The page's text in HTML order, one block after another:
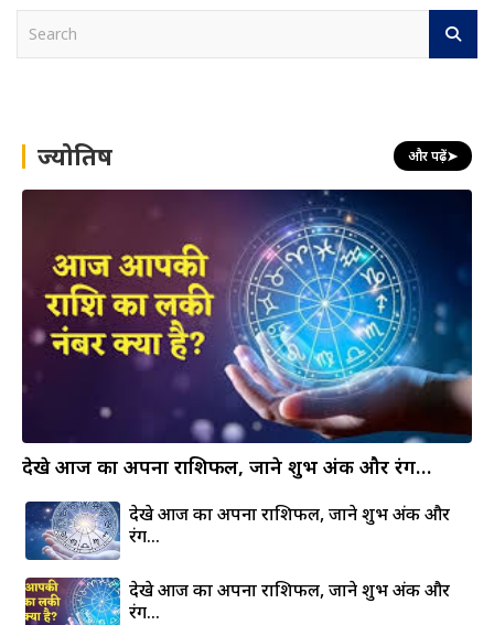
h ज्योतिष और पढ़ें➤
देखे आज का अपना राशिफल, जाने शुभ अंक और रंग…
देखे आज का अपना राशिफल, जाने शुभ अंक और
रंग…
देखे आज का अपना राशिफल, जाने शुभ अंक और
रंग…